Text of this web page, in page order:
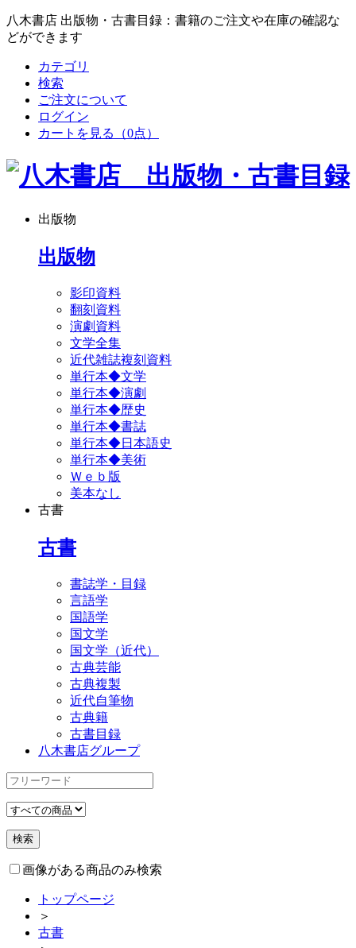
八木書店 出版物・古書目録：書籍のご注文や在庫の確認な
どができます
カテゴリ
検索
ご注文について
ログイン
カートを見る
（0点）
出版物
出版物
影印資料
翻刻資料
演劇資料
文学全集
近代雑誌複刻資料
単行本◆文学
単行本◆演劇
単行本◆歴史
単行本◆書誌
単行本◆日本語史
単行本◆美術
Ｗｅｂ版
美本なし
古書
古書
書誌学・目録
言語学
国語学
国文学
国文学（近代）
古典芸能
古典複製
近代自筆物
古典籍
古書目録
八木書店グループ
画像がある商品のみ検索
トップページ
＞
古書